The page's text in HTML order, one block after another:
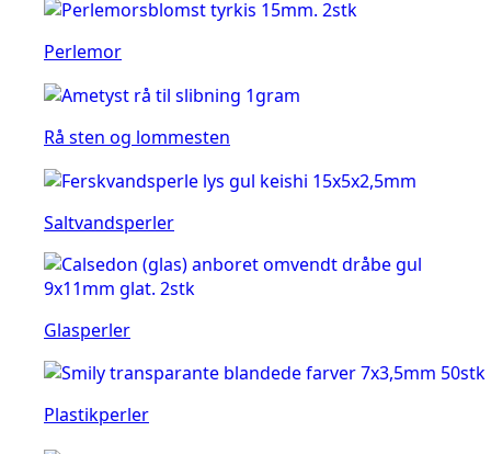
Perlemor
Rå sten og lommesten
Saltvandsperler
Glasperler
Plastikperler